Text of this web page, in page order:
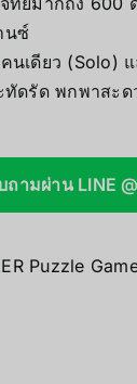
นซ์
นเดียว (Solo)
ดรัด พกพาสะด
ถามผ่าน LINE
Puzzle